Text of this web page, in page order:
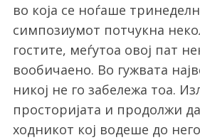
во која се ноѓаше
симпозиумот потчукна
гостите, меѓутоа овој пат
вообичаено. Во гужвата
никој не го забележа тоа.
просторијата и продолжи
ходникот кој водеше до